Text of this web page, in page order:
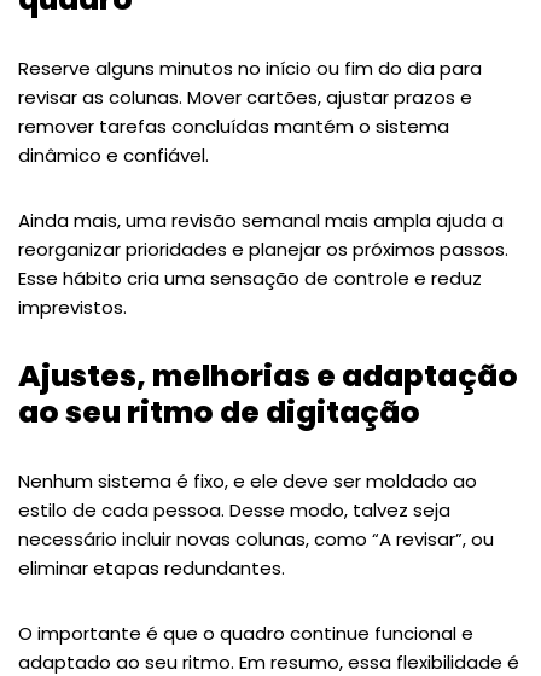
Reserve alguns minutos no início ou fim do dia para
revisar as colunas. Mover cartões, ajustar prazos e
remover tarefas concluídas mantém o sistema
dinâmico e confiável.
Ainda mais, uma revisão semanal mais ampla ajuda a
reorganizar prioridades e planejar os próximos passos.
Esse hábito cria uma sensação de controle e reduz
imprevistos.
Ajustes, melhorias e adaptação
ao seu ritmo de digitação
Nenhum sistema é fixo, e ele deve ser moldado ao
estilo de cada pessoa. Desse modo, talvez seja
necessário incluir novas colunas, como “A revisar”, ou
eliminar etapas redundantes.
O importante é que o quadro continue funcional e
adaptado ao seu ritmo. Em resumo, essa flexibilidade é